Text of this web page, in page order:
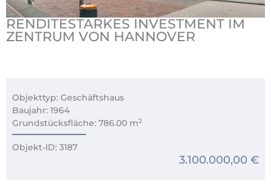
RENDITESTARKES INVESTMENT IM
ZENTRUM VON HANNOVER
Objekttyp: Geschäftshaus
Baujahr: 1964
Grundstücksfläche: 786.00 m2
Objekt-ID: 3187
3.100.000,00 €